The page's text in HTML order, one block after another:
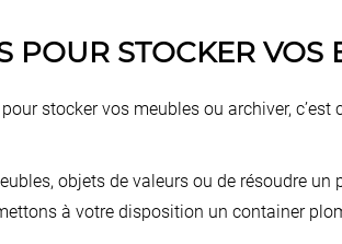
POUR STOCKER VOS
stocker vos meubles ou archiver,
objets de valeurs ou de résoudre un
à votre disposition un container